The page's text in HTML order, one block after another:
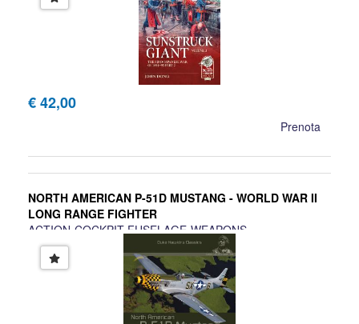
€ 42,00
Prenota
NORTH AMERICAN P-51D MUSTANG - WORLD WAR II
LONG RANGE FIGHTER
ACTION-COCKPIT-FUSELAGE-WEAPONS-
MAINTENANCE
Duke Hawkins